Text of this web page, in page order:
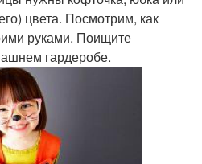
цвета. Посмотрим, как
руками. Поищите
гардеробе.